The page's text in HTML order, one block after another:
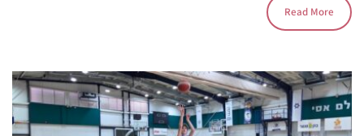
Read More